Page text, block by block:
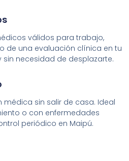
válidos para trabajo,
de una evaluación clínica en tu
sin necesidad de desplazarte.
médica sin salir de casa. Ideal
o con enfermedades
periódico en Maipú.